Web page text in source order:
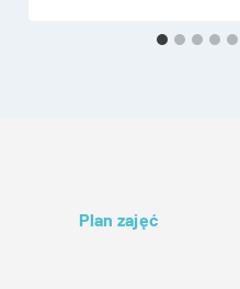
Plan zajęć